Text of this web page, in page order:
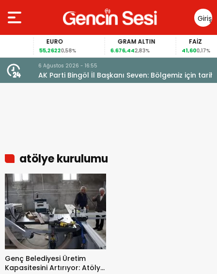
Giriş
Yap
EURO
55,26220,58%
GRAM ALTIN
6.676,442,83%
FAİZ
41,600,17%
6 Ağustos 2026 - 16:55
AK Parti Bingöl İl Başkanı Seven: Bölgemiz için tarihi
fırsat pencereleri açılıyor
atölye kurulumu
Genç Belediyesi Üretim
Kapasitesini Artırıyor: Atölye